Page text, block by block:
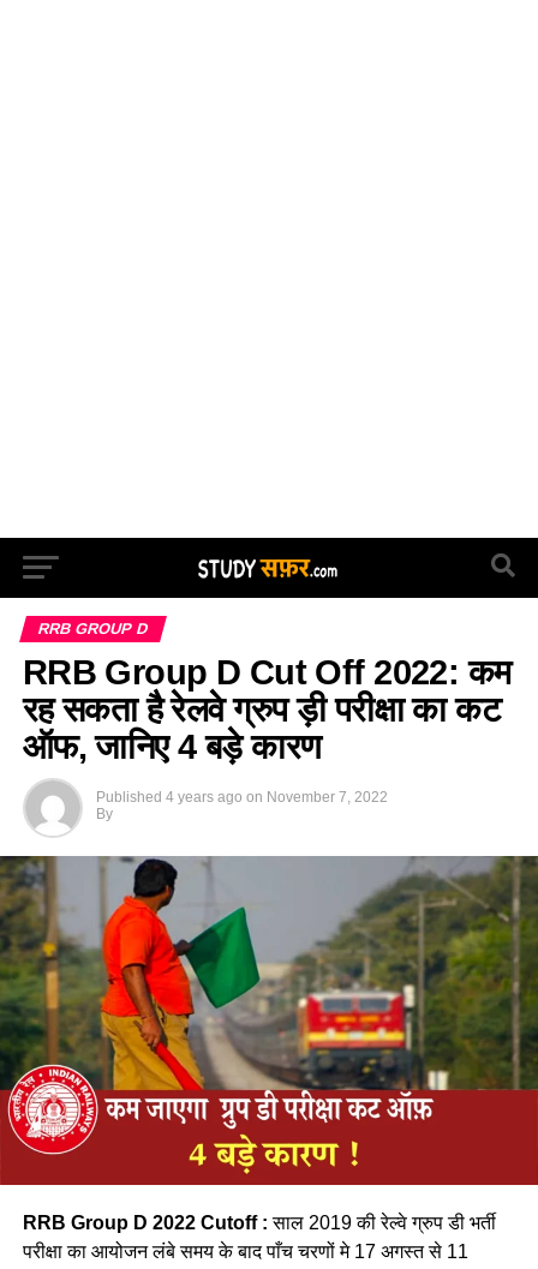
RRB GROUP D
RRB Group D Cut Off 2022: कम
रह सकता है रेलवे ग्रुप ड़ी परीक्षा का कट
ऑफ, जानिए 4 बड़े कारण
Published 4 years ago on November 7, 2022
By
RRB Group D 2022 Cutoff : साल 2019 की रेल्वे ग्रुप डी भर्ती
परीक्षा का आयोजन लंबे समय के बाद पाँच चरणों मे 17 अगस्त से 11